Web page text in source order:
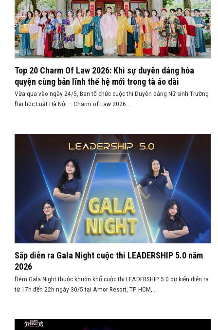
Top 20 Charm Of Law 2026: Khi sự duyên dáng hòa
quyện cùng bản lĩnh thế hệ mới trong tà áo dài
Vừa qua vào ngày 24/5, Ban tổ chức cuộc thi Duyên dáng Nữ sinh Trường
Đại học Luật Hà Nội – Charm of Law 2026...
Sắp diễn ra Gala Night cuộc thi LEADERSHIP 5.0 năm
2026
Đêm Gala Night thuộc khuôn khổ cuộc thi LEADERSHIP 5.0 dự kiến diễn ra
từ 17h đến 22h ngày 30/5 tại Amor Resort, TP HCM,...